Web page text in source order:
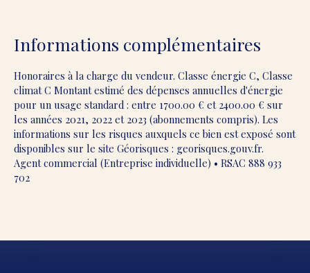
Informations complémentaires
Honoraires à la charge du vendeur. Classe énergie C, Classe
climat C Montant estimé des dépenses annuelles d'énergie
pour un usage standard : entre 1700.00 € et 2400.00 € sur
les années 2021, 2022 et 2023 (abonnements compris). Les
informations sur les risques auxquels ce bien est exposé sont
disponibles sur le site Géorisques : georisques.gouv.fr.
Agent commercial (Entreprise individuelle) • RSAC 888 933
702